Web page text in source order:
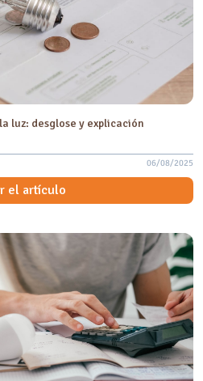
luz: desglose y explicación
06/08/2025
el artículo